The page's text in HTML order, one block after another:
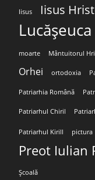
Iisus Iisus
Lucășeuca
moarte Mântuitorul
Orhei ortodoxia
Patriarhia Română
Patriarhul Chiril
Patriarhul Kirill pictura
Preot Iulian
Școală